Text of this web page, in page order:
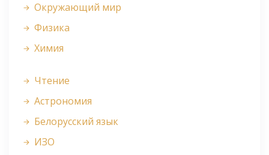
Окружающий мир
Физика
Химия
Чтение
Астрономия
Белорусский язык
ИЗО